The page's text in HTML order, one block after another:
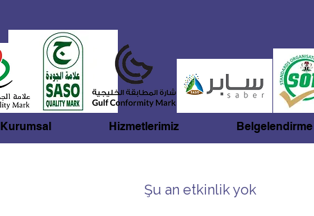
Kurumsal Hizmetlerimiz Belgelendirme
Şu an etkinlik yok